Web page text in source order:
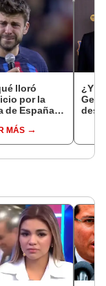
lloró
por la
de España:
MÁS
¿Y